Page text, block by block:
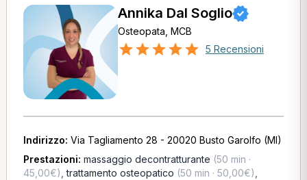
Annika Dal Soglio
Osteopata, MCB
5 Recensioni
Indirizzo: Via Tagliamento 28 - 20020 Busto Garolfo (MI)
Prestazioni: massaggio decontratturante (50 min ·
45,00€) ,trattamento osteopatico (50 min · 50,00€)